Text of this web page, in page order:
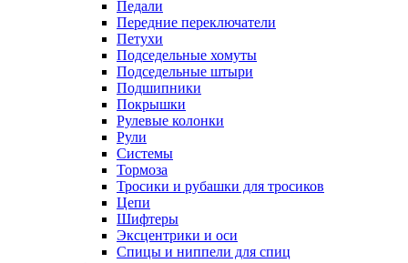
Педали
Передние переключатели
Петухи
Подседельные хомуты
Подседельные штыри
Подшипники
Покрышки
Рулевые колонки
Рули
Системы
Тормоза
Тросики и рубашки для тросиков
Цепи
Шифтеры
Эксцентрики и оси
Спицы и ниппели для спиц